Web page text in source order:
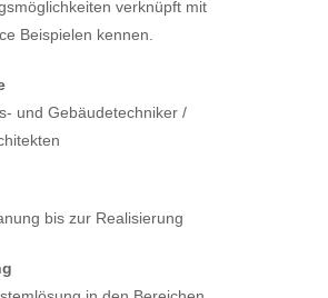
verknüpft mit
Beispielen kennen.
und Gebäudetechniker /
bis zur Realisierung